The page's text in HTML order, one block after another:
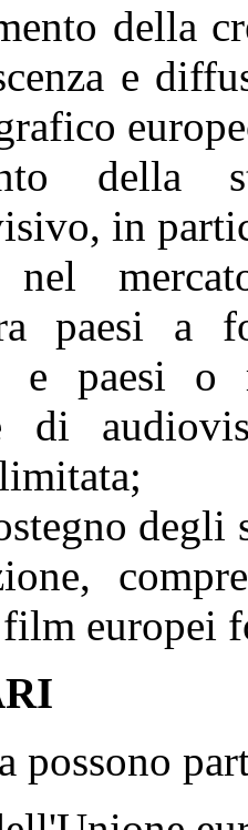
della
e
della
in
nel
paesi a
e paesi o
di
europei
possono